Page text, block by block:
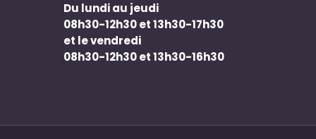
Du lundi au jeudi
08h30-12h30 et 13h30-17h30
et le vendredi
08h30-12h30 et 13h30-16h30